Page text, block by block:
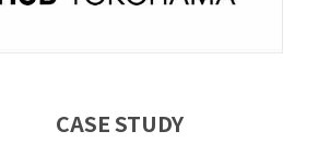
CASE STUDY